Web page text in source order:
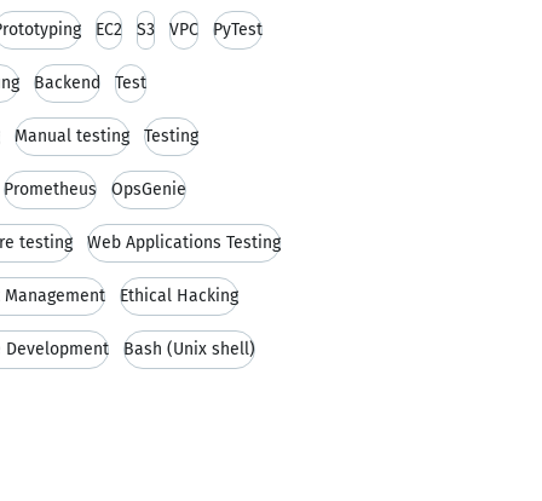
EC2 S3 VPC PyTest
Backend Test
Manual testing Testing
Prometheus OpsGenie
testing Web Applications Testing
Ethical Hacking
Development Bash (Unix shell)